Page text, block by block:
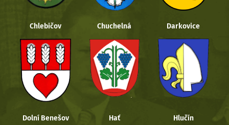
Chlebičov Chuchelná Darkovice
Dolní Benešov Hať Hlučín